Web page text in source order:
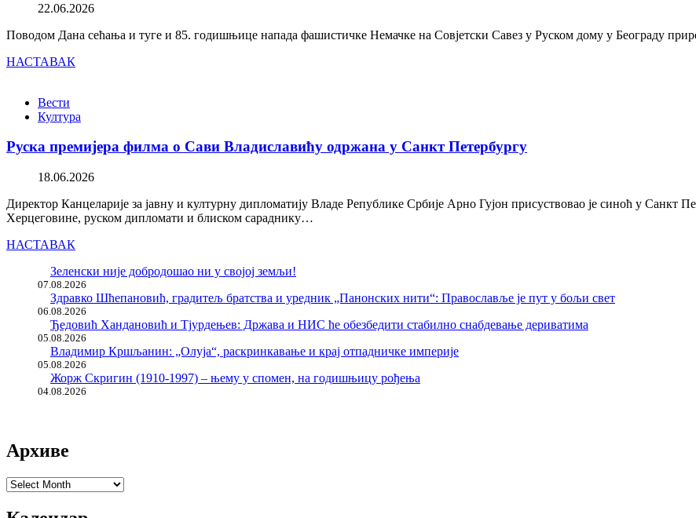
22.06.2026
Поводом Дана сећања и туге и 85. годишњице напада фашистичке Немачке на Совјетски Савез у Руском дому у Београду
НАСТАВАК
Вести
Култура
Руска премијера филма о Сави Владиславићу одржана у Санкт Петербургу
18.06.2026
Директор Канцеларије за јавну и културну дипломатију Владе Републике Србије Арно Гујон присуствовао је синоћ у Санкт
Херцеговине, руском дипломати и блиском сараднику…
НАСТАВАК
Зеленски није добродошао ни у својој земљи!
07.08.2026
Здравко Шћепановић, градитељ братства и уредник „Панонских нити“: Православље је пут у бољи свет
06.08.2026
Ђедовић Хандановић и Тјурдењев: Држава и НИС ће обезбедити стабилно снабдевање дериватима
05.08.2026
Владимир Кршљанин: „Олуја“, раскринкавање и крај отпадничке империје
05.08.2026
Жорж Скригин (1910-1997) – њему у спомен, на годишњицу рођења
04.08.2026
Архиве
Архиве